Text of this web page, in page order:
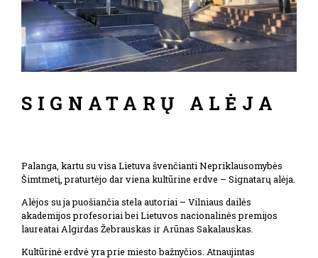
SIGNATARŲ ALĖJA
Palanga, kartu su visa Lietuva švenčianti Nepriklausomybės
Šimtmetį, praturtėjo dar viena kultūrine erdve – Signatarų alėja.
Alėjos su ja puošiančia stela autoriai – Vilniaus dailės
akademijos profesoriai bei Lietuvos nacionalinės premijos
laureatai Algirdas Žebrauskas ir Arūnas Sakalauskas.
Kultūrinė erdvė yra prie miesto bažnyčios. Atnaujintas